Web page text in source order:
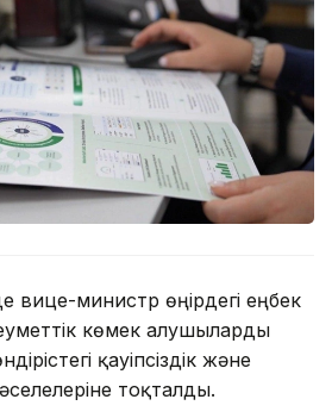
вице-министр өңірдегі еңбек
көмек алушыларды
қауіпсіздік және
тоқталды.